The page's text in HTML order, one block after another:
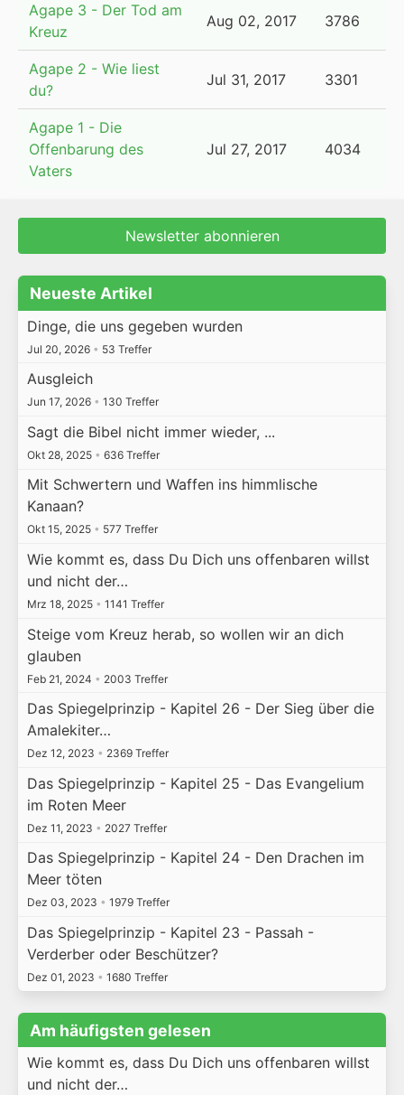
Agape 3 - Der Tod am
Kreuz
Aug 02, 2017 3786
Agape 2 - Wie liest
du?
Jul 31, 2017 3301
Agape 1 - Die
Offenbarung des
Vaters
Jul 27, 2017 4034
Newsletter abonnieren
Neueste Artikel
Dinge, die uns gegeben wurden
Jul 20, 2026 • 53 Treffer
Ausgleich
Jun 17, 2026 • 130 Treffer
Sagt die Bibel nicht immer wieder, ...
Okt 28, 2025 • 636 Treffer
Mit Schwertern und Waffen ins himmlische
Kanaan?
Okt 15, 2025 • 577 Treffer
Wie kommt es, dass Du Dich uns offenbaren willst
und nicht der…
Mrz 18, 2025 • 1141 Treffer
Steige vom Kreuz herab, so wollen wir an dich
glauben
Feb 21, 2024 • 2003 Treffer
Das Spiegelprinzip - Kapitel 26 - Der Sieg über die
Amalekiter…
Dez 12, 2023 • 2369 Treffer
Das Spiegelprinzip - Kapitel 25 - Das Evangelium
im Roten Meer
Dez 11, 2023 • 2027 Treffer
Das Spiegelprinzip - Kapitel 24 - Den Drachen im
Meer töten
Dez 03, 2023 • 1979 Treffer
Das Spiegelprinzip - Kapitel 23 - Passah -
Verderber oder Beschützer?
Dez 01, 2023 • 1680 Treffer
Am häufigsten gelesen
Wie kommt es, dass Du Dich uns offenbaren willst
und nicht der…